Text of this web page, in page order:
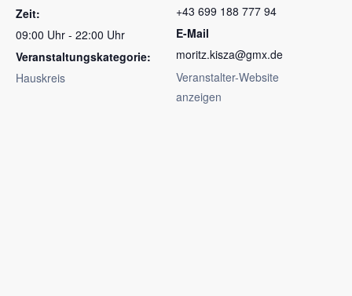
Zeit:
09:00 Uhr - 22:00 Uhr
Veranstaltungskategorie:
Hauskreis
+43 699 188 777 94
E-Mail
moritz.kisza@gmx.de
Veranstalter-Website
anzeigen